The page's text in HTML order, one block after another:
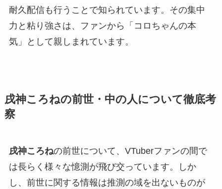
耐久配信も行うことで知られています。その集中
力と粘り強さは、ファンから「コロちゃんの本
気」として親しまれています。
戌神ころねの前世・中の人について徹底考
察
戌神ころねの前世について、VTuberファンの間で
は長らく様々な憶測が飛び交っています。しか
し、前世に関する情報は推測の域を出ないものが